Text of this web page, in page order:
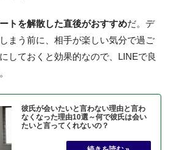
トを解散した直後がおすすめだ。デ
まう前に、相手が楽しい気分で過ご
しておくと効果的なので、LINEで良
彼氏が会いたいと言わない理由と言わ
なくなった理由10選～何で彼氏は会い
たいと言ってくれないの？